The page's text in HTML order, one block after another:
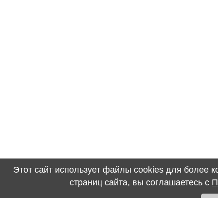
Этот сайт использует файлы cookies для более
страниц сайта, вы соглашаетесь с